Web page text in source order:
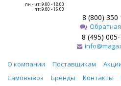
пн - чт: 9.00 - 18.00
пт: 9.00 - 16.00
8 (800) 350
8 (495)
О компании Поставщикам
Самовывоз
Бренды Контакты